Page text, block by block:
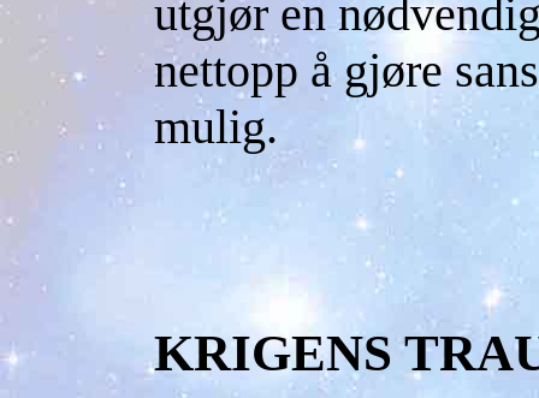
utgjør en
nettopp å gjøre
mulig.
KRIGENS